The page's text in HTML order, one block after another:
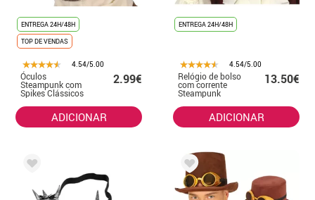
ENTREGA 24H/48H
TOP DE VENDAS
4.54/5.00
Óculos
Steampunk com
Spikes Clássicos
para Adultos
2.99€
ADICIONAR
ENTREGA 24H/48H
4.54/5.00
Relógio de bolso
com corrente
Steampunk
13.50€
ADICIONAR